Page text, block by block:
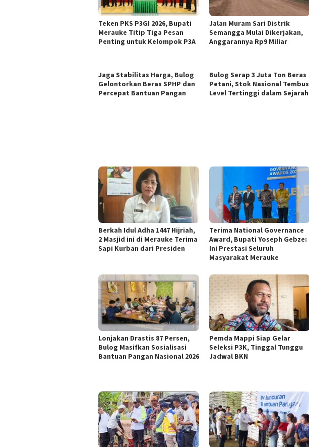
Teken PKS P3GI 2026, Bupati
Merauke Titip Tiga Pesan
Penting untuk Kelompok P3A
Jalan Muram Sari Distrik
Semangga Mulai Dikerjakan,
Anggarannya Rp9 Miliar
Jaga Stabilitas Harga, Bulog
Gelontorkan Beras SPHP dan
Percepat Bantuan Pangan
Bulog Serap 3 Juta Ton Beras
Petani, Stok Nasional Tembus
Level Tertinggi dalam Sejarah
Berkah Idul Adha 1447 Hijriah,
2 Masjid ini di Merauke Terima
Sapi Kurban dari Presiden
Terima National Governance
Award, Bupati Yoseph Gebze:
Ini Prestasi Seluruh
Masyarakat Merauke
Lonjakan Drastis 87 Persen,
Bulog Masifkan Sosialisasi
Bantuan Pangan Nasional 2026
Pemda Mappi Siap Gelar
Seleksi P3K, Tinggal Tunggu
Jadwal BKN